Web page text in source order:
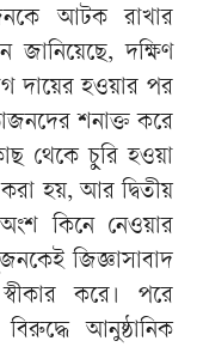
আটক রাখার
জানিয়েছে, দক্ষিণ
দায়ের হওয়ার পর
শনাক্ত করে
থেকে চুরি হওয়া
হয়, আর দ্বিতীয়
কিনে নেওয়ার
জিজ্ঞাসাবাদ
করে। পরে
আনুষ্ঠানিক